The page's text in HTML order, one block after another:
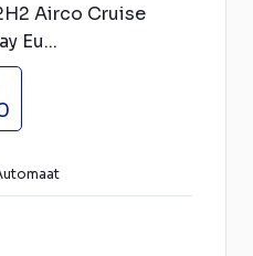
Airco Cruise
Eu...